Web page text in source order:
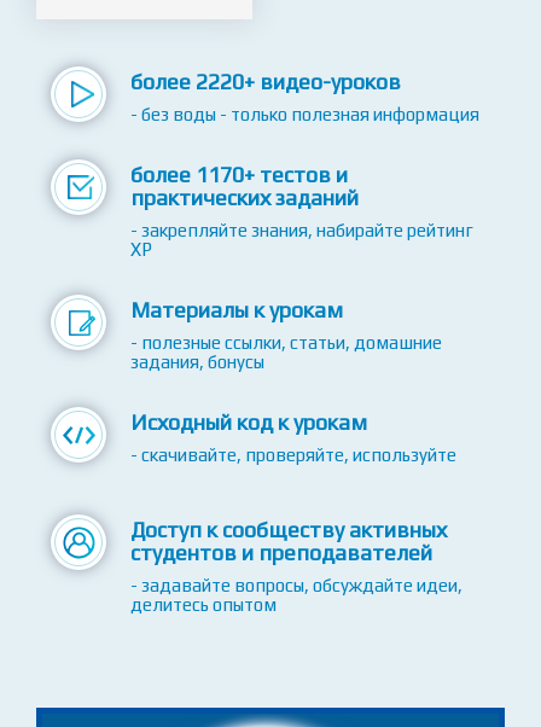
- без воды - только полезная информация
более 1170+ тестов и
- закрепляйте знания, набирайте рейтинг
XP
Материалы к урокам
- полезные ссылки, статьи, домашние
задания, бонусы
- скачивайте, проверяйте, используйте
Доступ к сообществу активных
студентов и преподавателей